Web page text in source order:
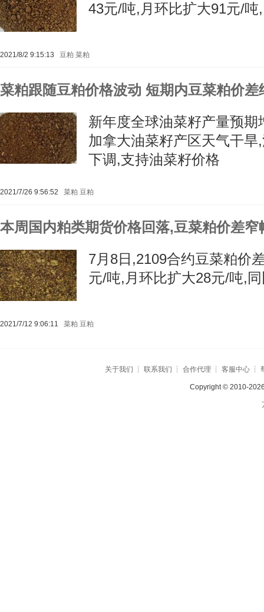
43元/吨,月环比扩大91元/
2021/8/2 9:15:13 豆粕 菜粕
菜粕跟随豆粕价格波动 短期内豆菜粕价差
新年度全球油菜籽产量预
加拿大油菜籽产区天气干
下调,支持油菜籽价格
2021/7/26 9:56:52 菜粕 豆粕
本周国内粕类期货价格回落,豆菜粕价差窄
7月8日,2109合约豆菜粕价
元/吨,月环比扩大28元/吨,
2021/7/12 9:06:11 菜粕 豆粕
关于我们 ┊联系我们 ┊合作代理 ┊客服中心 ┊
Copyright © 2010-